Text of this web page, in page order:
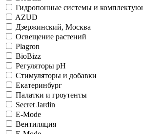
Гидропонные системы и
AZUD
Дзержинский, Москва
Освещение растений
Plagron
BioBizz
Регуляторы рН
Стимуляторы и добавки
Екатеринбург
Палатки и гроутенты
Secret Jardin
E-Mode
Вентиляция